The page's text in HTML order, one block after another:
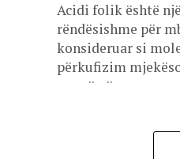
Acidi folik është
rëndësishme për
konsideruar si
përkufizim
marrë përmes...